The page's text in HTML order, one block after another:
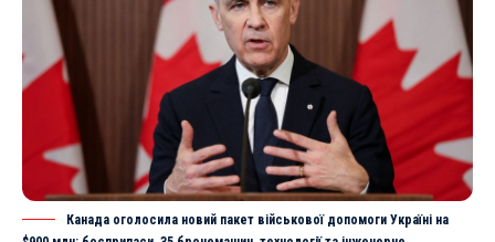
Канада оголосила новий пакет військової допомоги Україні на